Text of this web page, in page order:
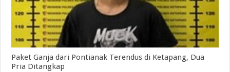
Paket Ganja dari Pontianak Terendus di Ketapang, Dua
Pria Ditangkap